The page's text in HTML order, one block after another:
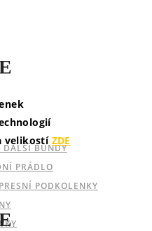
SPORTY
DALŠÍ BUNDY
PRÁDLO
PODKOLENKY
velikostí ZDE